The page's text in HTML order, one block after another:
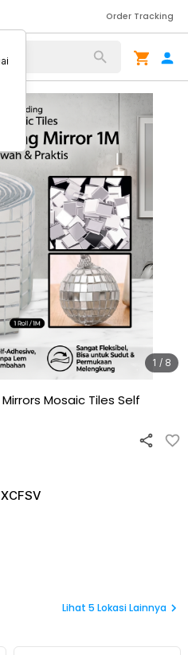
Order Tracking
1 / 8
Mosaic Tiles Self
Lihat 5 Lokasi Lainnya